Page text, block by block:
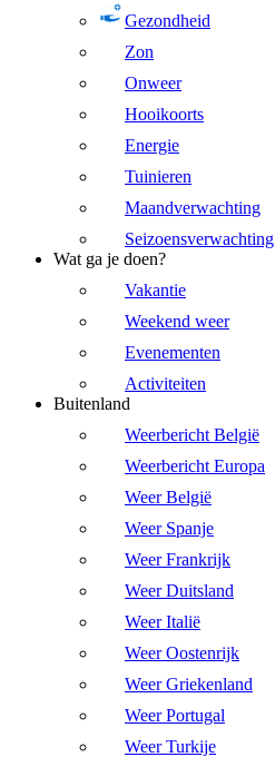
Gezondheid
Zon
Onweer
Hooikoorts
Energie
Tuinieren
Maandverwachting
Seizoensverwachting
Wat ga je doen?
Vakantie
Weekend weer
Evenementen
Activiteiten
Buitenland
Weerbericht België
Weerbericht Europa
Weer België
Weer Spanje
Weer Frankrijk
Weer Duitsland
Weer Italië
Weer Oostenrijk
Weer Griekenland
Weer Portugal
Weer Turkije